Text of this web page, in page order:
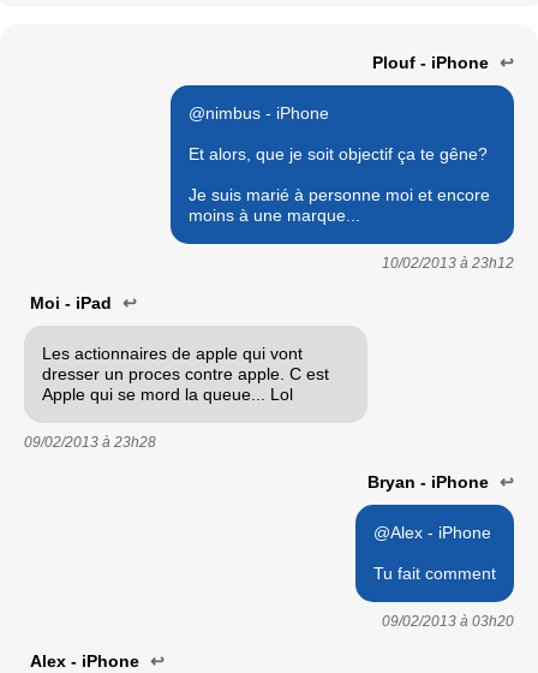
Plouf - iPhone ↩
@nimbus - iPhone
Et alors, que je soit objectif ça te gêne?
Je suis marié à personne moi et encore
moins à une marque...
10/02/2013 à 23h12
Moi - iPad ↩
Les actionnaires de apple qui vont
dresser un proces contre apple. C est
Apple qui se mord la queue... Lol
09/02/2013 à 23h28
Bryan - iPhone ↩
@Alex - iPhone
Tu fait comment
09/02/2013 à 03h20
Alex - iPhone ↩